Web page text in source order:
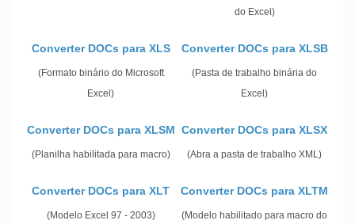
do Excel)
Converter DOCs para XLS
(Formato binário do Microsoft
Excel)
Converter DOCs para XLSB
(Pasta de trabalho binária do
Excel)
Converter DOCs para XLSM
(Planilha habilitada para macro)
Converter DOCs para XLSX
(Abra a pasta de trabalho XML)
Converter DOCs para XLT
(Modelo Excel 97 - 2003)
Converter DOCs para XLTM
(Modelo habilitado para macro do